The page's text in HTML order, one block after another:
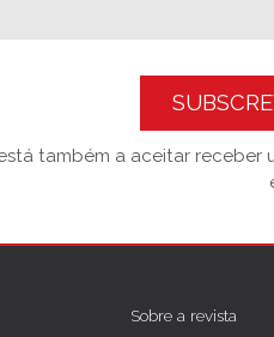
também a aceitar
Sobre a revista